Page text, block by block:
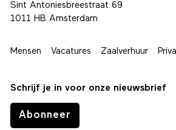
Sint Antoniesbreestraat 69
1011 HB Amsterdam
Mensen Vacatures Zaalverhuur
Schrijf je in voor onze nieuwsbrief
Abonneer